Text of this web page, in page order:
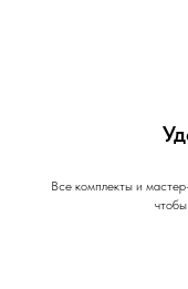
Все комплекты и